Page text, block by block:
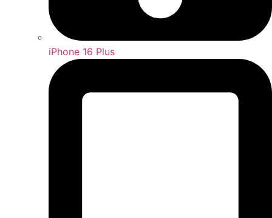
iPhone 16 Plus